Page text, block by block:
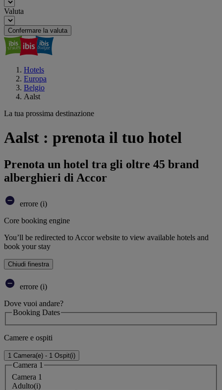
Valuta
Confermare la valuta
Hotels
Europa
Belgio
Aalst
La tua prossima destinazione
Aalst : prenota il tuo hotel
Prenota un hotel tra gli oltre 45 brand
alberghieri di Accor
errore (i)
Core booking engine
You’ll be redirected to Accor website to view available hotels and
book your stay
Chiudi finestra
errore (i)
Dove vuoi andare?
Booking Dates
Camere e ospiti
1 Camera(e) - 1 Ospit(i)
Camera 1
Camera 1
Adulto(i)